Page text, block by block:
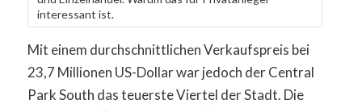
interessant ist.
Mit einem durchschnittlichen Verkaufspreis bei
23,7 Millionen US-Dollar war jedoch der Central
Park South das teuerste Viertel der Stadt. Die